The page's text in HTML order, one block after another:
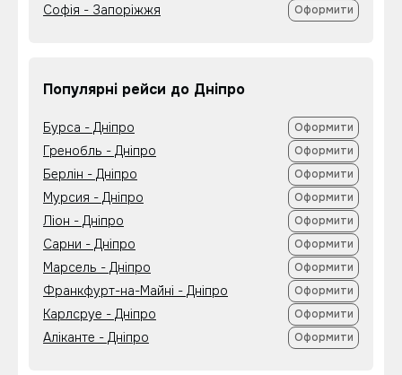
Софія - Запоріжжя Оформити
Популярні рейси до Дніпро
Бурса - Дніпро Оформити
Гренобль - Дніпро Оформити
Берлін - Дніпро Оформити
Мурсия - Дніпро Оформити
Ліон - Дніпро Оформити
Сарни - Дніпро Оформити
Марсель - Дніпро Оформити
Франкфурт-на-Майні - Дніпро Оформити
Карлсруе - Дніпро Оформити
Аліканте - Дніпро Оформити